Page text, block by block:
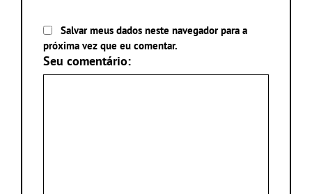
Salvar meus dados neste navegador para a
próxima vez que eu comentar.
Seu comentário: